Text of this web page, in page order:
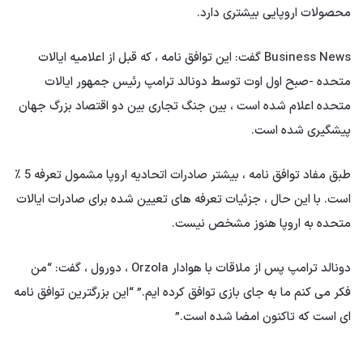
محصولات اروپایی بیشتری دارد.
Business News گفت: این توافق نامه ، که قبل از اعلامیه ایالات
متحده -صبح اول اوت توسط دونالد ترامپ رئیس جمهور ایالات
متحده اعلام شده است ، بین جنگ تجاری بین دو اقتصاد بزرگ جهان
پیشگیری شده است.
طبق مفاد توافق نامه ، بیشتر صادرات اتحادیه اروپا مشمول تعرفه 5 ٪
است. با این حال ، جزئیات تعرفه های تعیین شده برای صادرات ایالات
متحده به اروپا هنوز مشخص نیست.
دونالد ترامپ پس از ملاقات با هوادار Orzola ، دورول ، گفت: “من
فکر می کنم ما به جای بازی توافق کرده ایم.” “این بزرگترین توافق نامه
ای است که تاکنون امضا شده است.”